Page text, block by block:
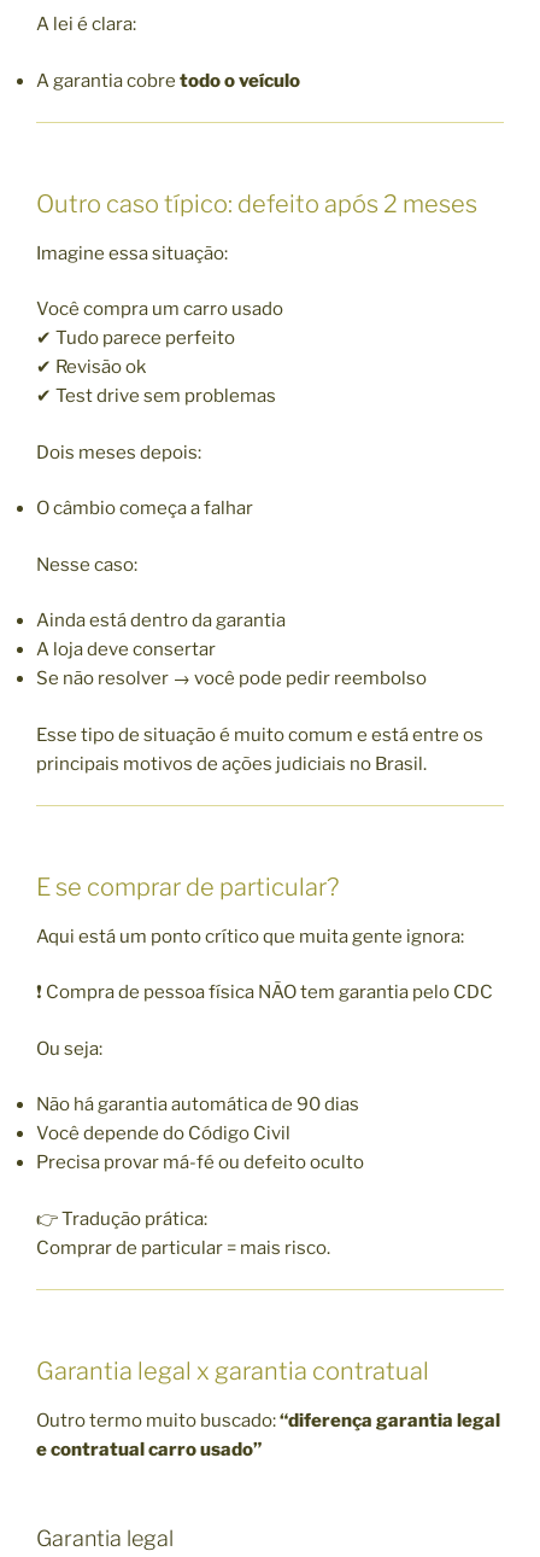
A lei é clara:
A garantia cobre todo o veículo
Outro caso típico: defeito após 2 meses
Imagine essa situação:
Você compra um carro usado
✔ Tudo parece perfeito
✔ Revisão ok
✔ Test drive sem problemas
Dois meses depois:
O câmbio começa a falhar
Nesse caso:
Ainda está dentro da garantia
A loja deve consertar
Se não resolver → você pode pedir reembolso
Esse tipo de situação é muito comum e está entre os
principais motivos de ações judiciais no Brasil.
E se comprar de particular?
Aqui está um ponto crítico que muita gente ignora:
❗ Compra de pessoa física NÃO tem garantia pelo CDC
Ou seja:
Não há garantia automática de 90 dias
Você depende do Código Civil
Precisa provar má-fé ou defeito oculto
👉 Tradução prática:
Comprar de particular = mais risco.
Garantia legal x garantia contratual
Outro termo muito buscado:“diferença garantia legal
e contratual carro usado”
Garantia legal